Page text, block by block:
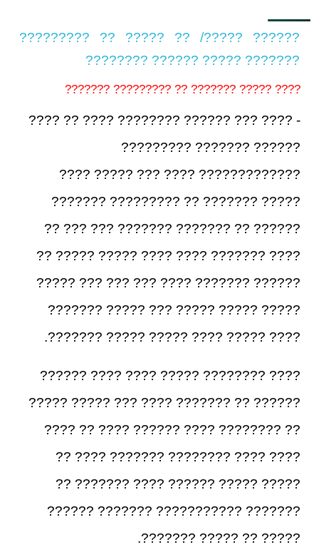
?????? ?????/ ?? ????? ?? ?????????
??????? ????? ?????? ????????
???? ????? ??????? ?? ????????? ???????
- ???? ??? ?????? ???????? ???? ?? ????
?????? ??????? ?????????
????????????? ???? ??? ????? ????
????? ??????? ?? ????????? ???????
?????? ?? ??????? ??????? ??? ??? ??
???? ??????? ???? ???? ????? ????? ??
?????? ??????? ???? ??? ??? ??? ?????
????? ????? ????? ??? ????? ???????
???? ????? ???? ????? ????? ???????.
???? ???????? ????? ???? ???? ??????
?????? ?? ??????? ???? ??? ????? ?????
?? ???????? ???? ?????? ???? ?? ????
???? ???? ???????? ??????? ???? ??
????? ????? ?????? ???? ??????? ??
??????? ??????????? ??????? ??????
????? ?? ????? ???????.